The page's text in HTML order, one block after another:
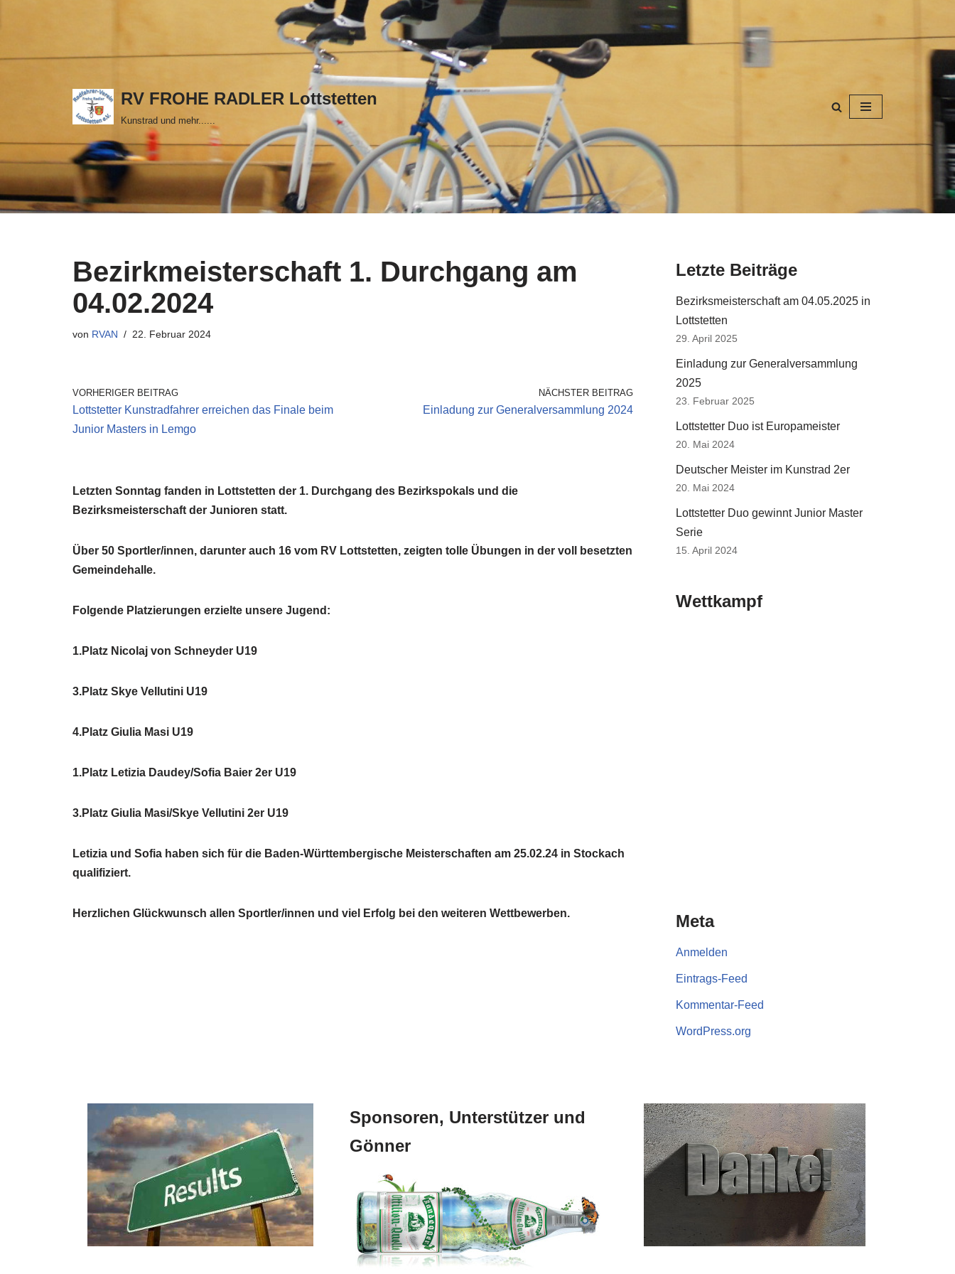
Inhalt
RV FROHE RADLER Lottstetten
Kunstrad und mehr......
Bezirkmeisterschaft 1. Durchgang am
04.02.2024
von RVAN 22. Februar 2024
VORHERIGER BEITRAG
Lottstetter Kunstradfahrer erreichen das Finale beim
Junior Masters in Lemgo
NÄCHSTER BEITRAG
Einladung zur Generalversammlung 2024
Letzten Sonntag fanden in Lottstetten der 1. Durchgang des Bezirkspokals und die
Bezirksmeisterschaft der Junioren statt.
Über 50 Sportler/innen, darunter auch 16 vom RV Lottstetten, zeigten tolle Übungen in der voll besetzten
Gemeindehalle.
Folgende Platzierungen erzielte unsere Jugend:
1.Platz Nicolaj von Schneyder U19
3.Platz Skye Vellutini U19
4.Platz Giulia Masi U19
1.Platz Letizia Daudey/Sofia Baier 2er U19
3.Platz Giulia Masi/Skye Vellutini 2er U19
Letizia und Sofia haben sich für die Baden-Württembergische Meisterschaften am 25.02.24 in Stockach
qualifiziert.
Herzlichen Glückwunsch allen Sportler/innen und viel Erfolg bei den weiteren Wettbewerben.
Letzte Beiträge
Bezirksmeisterschaft am 04.05.2025 in
Lottstetten
29. April 2025
Einladung zur Generalversammlung
2025
23. Februar 2025
Lottstetter Duo ist Europameister
20. Mai 2024
Deutscher Meister im Kunstrad 2er
20. Mai 2024
Lottstetter Duo gewinnt Junior Master
Serie
15. April 2024
Wettkampf
Meta
Anmelden
Eintrags-Feed
Kommentar-Feed
WordPress.org
Sponsoren, Unterstützer und
Gönner